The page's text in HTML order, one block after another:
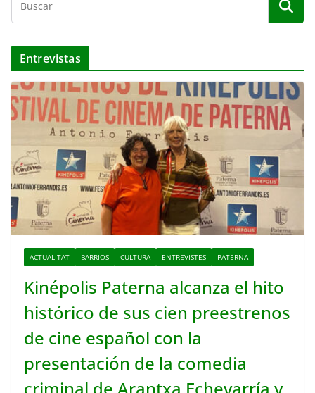
Entrevistas
ACTUALITAT BARRIOS CULTURA ENTREVISTES PATERNA
Kinépolis Paterna alcanza el hito
histórico de sus cien preestrenos
de cine español con la
presentación de la comedia